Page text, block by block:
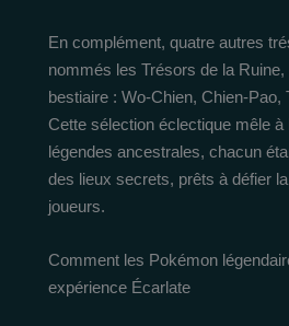
En complément, quatre autres
nommés les Trésors de la
bestiaire : Wo-Chien, Chien-Pao,
Cette sélection éclectique mêle
légendes ancestrales, chacun
des lieux secrets, prêts à défier
joueurs.
Comment les Pokémon
expérience Écarlate